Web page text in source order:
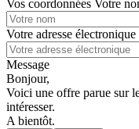
Vos coordonnées Votre
Votre adresse électronique
Message
Bonjour,
Voici une offre parue sur
intéresser.
A bientôt.